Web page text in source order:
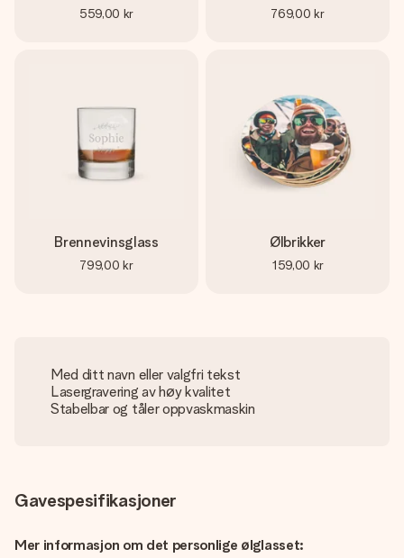
559,00 kr 769,00 kr
Brennevinsglass
799,00 kr
Ølbrikker
159,00 kr
Med ditt navn eller valgfri tekst
Lasergravering av høy kvalitet
Stabelbar og tåler oppvaskmaskin
Gavespesifikasjoner
Mer informasjon om det personlige ølglasset: